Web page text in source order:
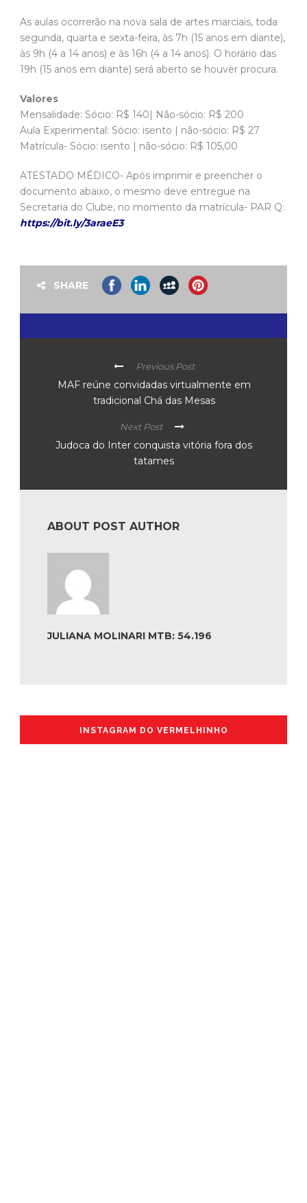
As aulas ocorrerão na nova sala de artes marciais, toda
segunda, quarta e sexta-feira, às 7h (15 anos em diante),
às 9h (4 a 14 anos) e às 16h (4 a 14 anos). O horário das
19h (15 anos em diante) será aberto se houver procura.
Valores
Mensalidade: Sócio: R$ 140| Não-sócio: R$ 200
Aula Experimental: Sócio: isento | não-sócio: R$ 27
Matrícula- Sócio: isento | não-sócio: R$ 105,00
ATESTADO MÉDICO- Após imprimir e preencher o
documento abaixo, o mesmo deve entregue na
Secretaria do Clube, no momento da matrícula- PAR Q:
https://bit.ly/3araeE3
SHARE
Previous Post
MAF reúne convidadas virtualmente em
tradicional Chá das Mesas
Next Post
Judoca do Inter conquista vitória fora dos
tatames
ABOUT POST AUTHOR
JULIANA MOLINARI MTB: 54.196
INSTAGRAM DO VERMELHINHO